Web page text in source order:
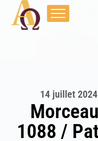
14 juillet 2024
1088 /